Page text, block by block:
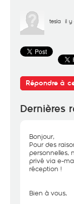
tesla il y
Répondre à
Dernières
Bonjour,
Pour des
personnelles,
privé via e-
réception !
Bien à vous,